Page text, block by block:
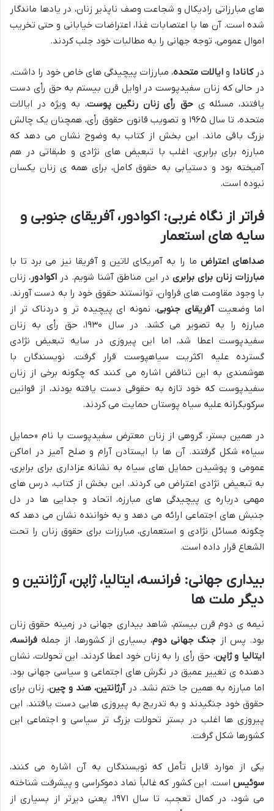
های مبارزاتی رادیکال و شجاعت وصف ناپذیر زنان، در یادها ماندگار
شده است. آن ها با اعتصابات غذا، اعتراضات خیابانی و حتی تخریب
اموال عمومی، توجه جهانی را به مطالبات خود جلب کردند.
درکانادا و ایالات متحده، مبارزات پیچیدگی های خاص خود را داشت.
در حالی که زنان سفیدپوست در اوایل قرن بیستم به حق رأی دست
یافتند، مسئله ی حق رأی زنان رنگین پوست، به ویژه در ایالات
متحده، تا سال ۱۹۶۵ و تصویب قانون حقوق رأی، همچنان یک چالش
بزرگ باقی ماند. این بخش از کتاب به وضوح نشان می دهد که
مبارزه برای برابری، اغلب با تبعیض های نژادی و طبقاتی در هم
آمیخته بود و دستیابی به حقوق کامل، برای همه ی زنان یکسان
نبوده است.
فراتر از نگاه غربی: اکوادور، آفریقای جنوبی و
سایه های استعمار
صداهای اعتراض ما را به آمریکای لاتین و آفریقا نیز می برد تا با
مبارزات زنان برای برابری در این مناطق آشنا شویم. در اکوادور، زنان
با وجود مقاومت های فراوان، توانستند حقوق خود را به دست آورند.
اما وضعیتآفریقای جنوبی، نمونه ای پیچیده تر و دردناک تر از
مبارزه را به تصویر می کشد. در سال ۱۹۳۰، حق رأی به زنان
سفیدپوست اعطا شد، اما این پیروزی در سایه تبعیض نژادی
گسترده علیه اکثریت سیاهپوست قرار گرفت. نویسندگان با
هوشمندی به این تناقض اشاره می کنند که چگونه برخی از زنان
سفیدپوست که خود تازه به حقوقی دست یافته بودند، از قوانین
سرکوبگرانه علیه سیاه پوستان حمایت می کردند.
در همین بستر، گروهی از زنان معترض سفیدپوست با نام «حمایل
سیاه» شکل گرفتند. آن ها با ایستادن آرام و صلح آمیز در اماکن
عمومی و پوشیدن حمایل های سیاه به نشانه عزاداری برای برابری،
به تبعیض نژادی اعتراض می کردند. این بخش از کتاب، درس های
مهمی درباره ی پیچیدگی های مبارزه، اتحاد و جدایی ها در دل
جنبش های اجتماعی ارائه می دهد و به خواننده نشان می دهد که
چگونه مسائل نژادی و استعماری، مبارزات برای حقوق زنان را تحت
الشعاع قرار داده است.
بیداری جهانی: فرانسه، ایتالیا، ژاپن، آرژانتین و
دیگر ملت ها
نیمه ی دوم قرن بیستم، شاهد بیداری جهانی در زمینه حقوق زنان
بود. پس از جنگ جهانی دوم، بسیاری از کشورها، از جمله فرانسه،
ایتالیا و ژاپن، حق رأی را به زنان خود اعطا کردند. این تحولات، نشان
دهنده ی تغییر عمیق در نگرش های اجتماعی و سیاسی جهانی بود.
اما مبارزه به همین جا ختم نشد. درآرژانتین، هند و چین، زنان برای
حقوق خود جنگیدند و به تدریج به پیروزی هایی دست یافتند. این
پیروزی ها اغلب در بستر تحولات بزرگ تر سیاسی و اجتماعی این
کشورها شکل گرفت.
یکی از موارد قابل تأمل که نویسندگان به آن اشاره می کنند،
سوئیس است. این کشور که غالباً نماد دموکراسی و پیشرفت شناخته
می شود، در کمال تعجب، تا سال ۱۹۷۱، یعنی دیرتر از بسیاری از